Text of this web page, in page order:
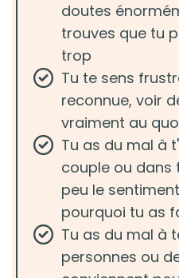
doutes
trouves que tu
trop
Tu te sens
reconnue, voir
vraiment au
Tu as du mal à
couple ou dans
peu le
pourquoi tu as
Tu as du mal à
personnes ou